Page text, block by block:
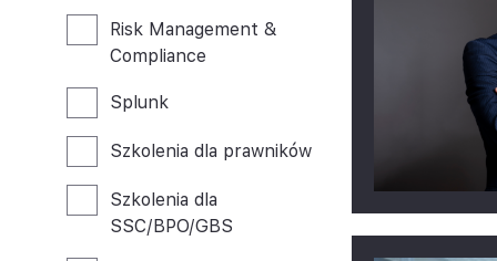
Risk Management &
Compliance
Splunk
Szkolenia dla prawników
Szkolenia dla
SSC/BPO/GBS